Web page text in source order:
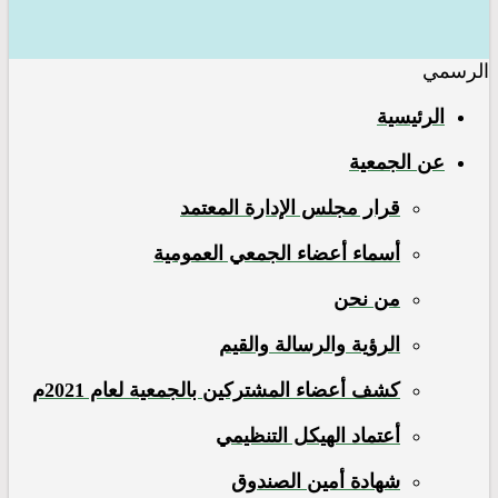
الرسمي
الرئيسية
عن الجمعية
قرار مجلس الإدارة المعتمد
أسماء أعضاء الجمعي العمومية
من نحن
الرؤية والرسالة والقيم
كشف أعضاء المشتركين بالجمعية لعام 2021م
أعتماد الهيكل التنظيمي
شهادة أمين الصندوق